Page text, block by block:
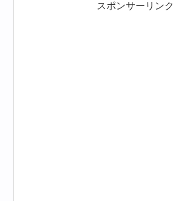
スポンサーリンク